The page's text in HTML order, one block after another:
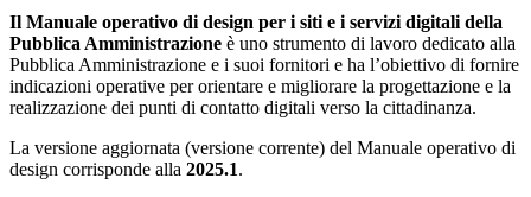
Il Manuale operativo di design per i siti e i servizi digitali della
Pubblica Amministrazione è uno strumento di lavoro dedicato alla
Pubblica Amministrazione e i suoi fornitori e ha l’obiettivo di fornire
indicazioni operative per orientare e migliorare la progettazione e la
realizzazione dei punti di contatto digitali verso la cittadinanza.
La versione aggiornata (versione corrente) del Manuale operativo di
design corrisponde alla 2025.1.